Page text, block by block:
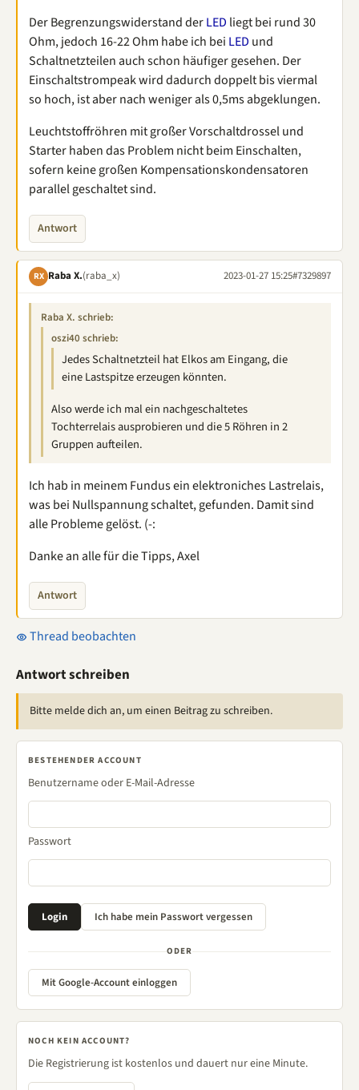
Der Begrenzungswiderstand derLED liegt bei rund 30
Ohm, jedoch 16-22 Ohm habe ich bei LED und
Schaltnetzteilen auch schon häufiger gesehen. Der
Einschaltstrompeak wird dadurch doppelt bis viermal
so hoch, ist aber nach weniger als 0,5ms abgeklungen.
Leuchtstoffröhren mit großer Vorschaltdrossel und
Starter haben das Problem nicht beim Einschalten,
sofern keine großen Kompensationskondensatoren
parallel geschaltet sind.
Antwort
RX Raba X.(raba_x) 2023-01-27 15:25#7329897
Raba X. schrieb:
oszi40 schrieb:
Jedes Schaltnetzteil hat Elkos am Eingang, die
eine Lastspitze erzeugen könnten.
Also werde ich mal ein nachgeschaltetes
Tochterrelais ausprobieren und die 5 Röhren in 2
Gruppen aufteilen.
Ich hab in meinem Fundus ein elektroniches Lastrelais,
was bei Nullspannung schaltet, gefunden. Damit sind
alle Probleme gelöst. (-:
Danke an alle für die Tipps, Axel
Antwort
Thread beobachten
Antwort schreiben
Bitte melde dich an, um einen Beitrag zu schreiben.
BESTEHENDER ACCOUNT
Benutzername oder E-Mail-Adresse
Passwort
ODER
Mit Google-Account einloggen
NOCH KEIN ACCOUNT?
Die Registrierung ist kostenlos und dauert nur eine Minute.